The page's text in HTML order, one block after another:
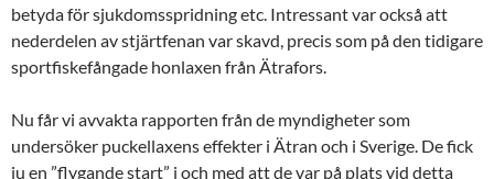
betyda för sjukdomsspridning etc. Intressant var också att
nederdelen av stjärtfenan var skavd, precis som på den tidigare
sportfiskefångade honlaxen från Ätrafors.
Nu får vi avvakta rapporten från de myndigheter som
undersöker puckellaxens effekter i Ätran och i Sverige. De fick
ju en ”flygande start” i och med att de var på plats vid detta